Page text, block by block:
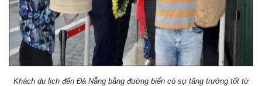
Khách du lịch đến Đà Nẵng bằng đường biển có sự tăng trưởng tốt từ